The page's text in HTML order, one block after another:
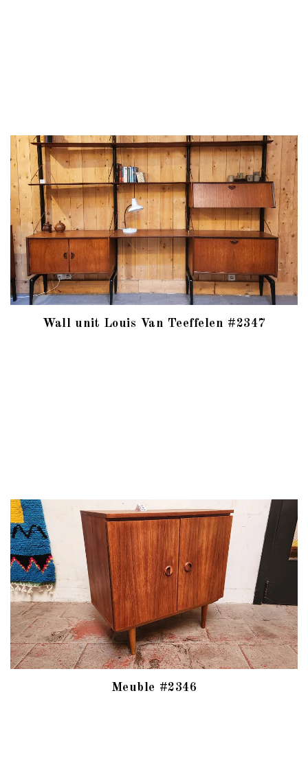
Wall unit Louis Van Teeffelen #2347
Meuble #2346